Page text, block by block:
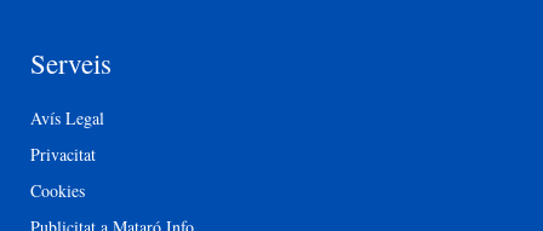
Serveis
Avís Legal
Privacitat
Cookies